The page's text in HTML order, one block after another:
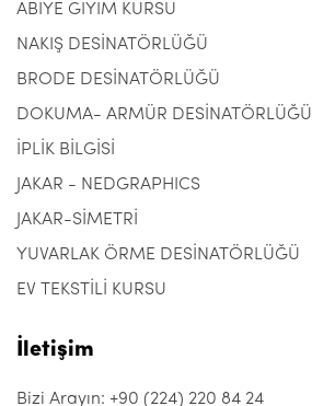
ABİYE GİYİM KURSU
NAKIŞ DESİNATÖRLÜĞÜ
BRODE DESİNATÖRLÜĞÜ
DOKUMA- ARMÜR DESİNATÖRLÜĞÜ
İPLİK BİLGİSİ
JAKAR - NEDGRAPHICS
JAKAR-SİMETRİ
YUVARLAK ÖRME DESİNATÖRLÜĞÜ
EV TEKSTİLİ KURSU
İletişim
Bizi Arayın: +90 (224) 220 84 24